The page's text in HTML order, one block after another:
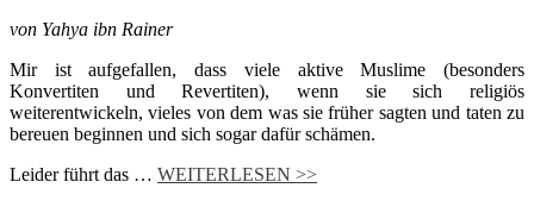
von Yahya ibn Rainer
Mir ist aufgefallen, dass viele aktive Muslime (besonders
Konvertiten und Revertiten), wenn sie sich religiös
weiterentwickeln, vieles von dem was sie früher sagten und taten zu
bereuen beginnen und sich sogar dafür schämen.
Leider führt das … WEITERLESEN >>